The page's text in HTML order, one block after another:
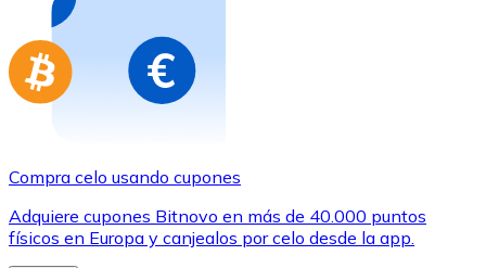
Ir a la tienda de tarjetas regalo
Compra celo usando cupones
Adquiere cupones Bitnovo en más de 40.000 puntos
físicos en Europa y canjealos por celo desde la app.